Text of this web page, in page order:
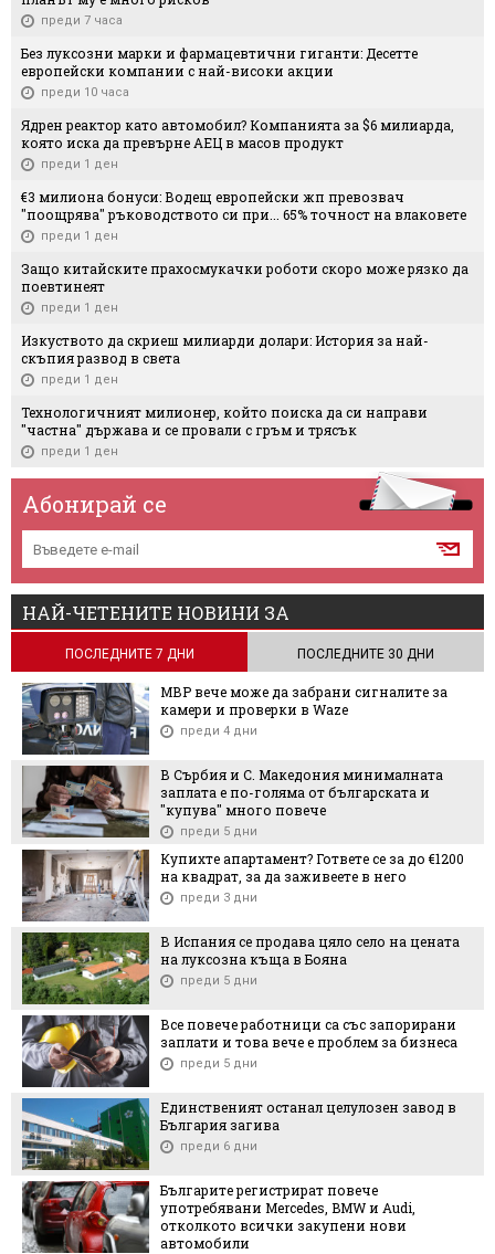
преди 7 часа
Без луксозни марки и фармацевтични гиганти: Десетте
европейски компании с най-високи акции
преди 10 часа
Ядрен реактор като автомобил? Компанията за $6 милиарда,
която иска да превърне АЕЦ в масов продукт
преди 1 ден
€3 милиона бонуси: Водещ европейски жп превозвач
"поощрява" ръководството си при... 65% точност на влаковете
преди 1 ден
Защо китайските прахосмукачки роботи скоро може рязко да
поевтинеят
преди 1 ден
Изкуството да скриеш милиарди долари: История за най-
скъпия развод в света
преди 1 ден
Технологичният милионер, който поиска да си направи
"частна" държава и се провали с гръм и трясък
преди 1 ден
Абонирай се
НАЙ-ЧЕТЕНИТЕ НОВИНИ ЗА
ПОСЛЕДНИТЕ 7 ДНИ ПОСЛЕДНИТЕ 30 ДНИ
МВР вече може да забрани сигналите за
камери и проверки в Waze
преди 4 дни
В Сърбия и С. Македония минималната
заплата е по-голяма от българската и
"купува" много повече
преди 5 дни
Купихте апартамент? Гответе се за до €1200
на квадрат, за да заживеете в него
преди 3 дни
В Испания се продава цяло село на цената
на луксозна къща в Бояна
преди 5 дни
Все повече работници са със запорирани
заплати и това вече е проблем за бизнеса
преди 5 дни
Единственият останал целулозен завод в
България загива
преди 6 дни
Българите регистрират повече
употребявани Mercedes, BMW и Audi,
отколкото всички закупени нови
автомобили